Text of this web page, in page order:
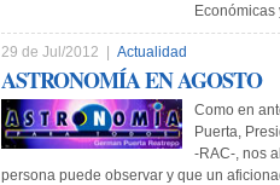
29 de Jul/2012 | Actualidad
ASTRONOMÍA EN AGOSTO
Como en
Puerta,
-RAC-, nos
persona puede observar y que un